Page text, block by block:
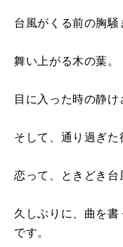
台風がくる前の胸騒
舞い上がる木の葉。
目に入った時の静け
そして、通り過ぎた
恋って、ときどき台
久しぶりに、曲を
です。